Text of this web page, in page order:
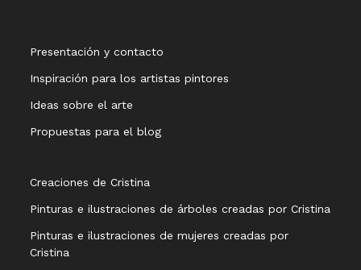
Presentación y contacto
Inspiración para los artistas pintores
Ideas sobre el arte
Propuestas para el blog
Creaciones de Cristina
Pinturas e ilustraciones de árboles creadas por Cristina
Pinturas e ilustraciones de mujeres creadas por
Cristina